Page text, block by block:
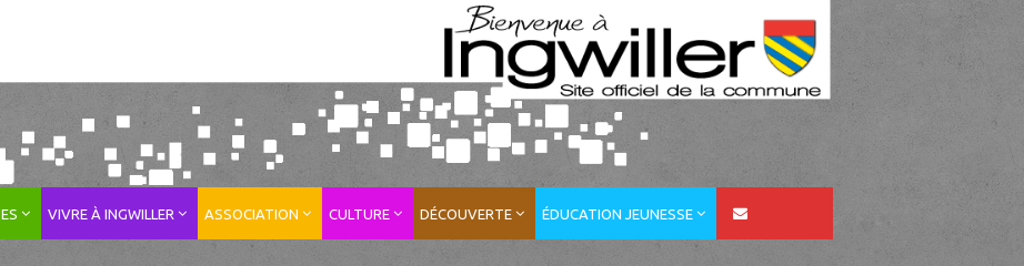
VIVRE À INGWILLER ASSOCIATION CULTURE DÉCOUVERTE ÉDUCATION JEUNESSE